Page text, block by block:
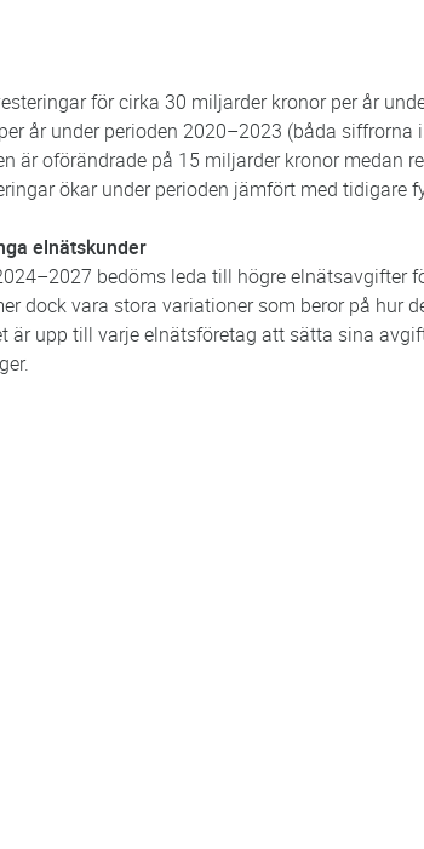
för cirka 30 miljarder kronor per år
år under perioden 2020–2023 (båda siffrorna
är oförändrade på 15 miljarder kronor medan
ökar under perioden jämfört med tidigare
elnätskunder
bedöms leda till högre elnätsavgifter
dock vara stora variationer som beror på hur
är upp till varje elnätsföretag att sätta sina